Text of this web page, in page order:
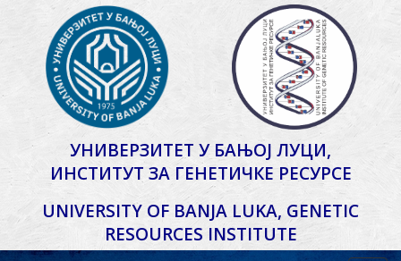
УНИВЕРЗИТЕТ У БАЊОЈ ЛУЦИ,
ИНСТИТУТ ЗА ГЕНЕТИЧКЕ РЕСУРСЕ
UNIVERSITY OF BANJA LUKA, GENETIC
RESOURCES INSTITUTE